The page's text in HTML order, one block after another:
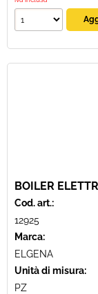
BOILER
Cod. art.:
12925
Marca:
ELGENA
Unità di misura:
PZ